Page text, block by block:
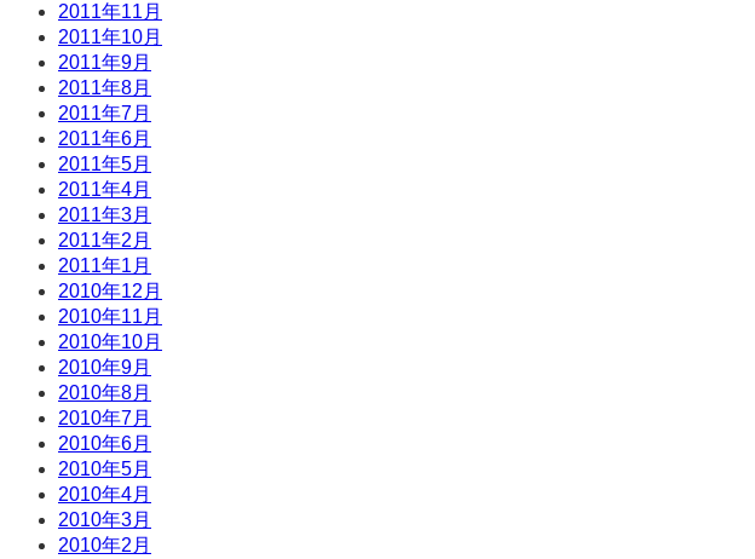
2011年11月
2011年10月
2011年9月
2011年8月
2011年7月
2011年6月
2011年5月
2011年4月
2011年3月
2011年2月
2011年1月
2010年12月
2010年11月
2010年10月
2010年9月
2010年8月
2010年7月
2010年6月
2010年5月
2010年4月
2010年3月
2010年2月